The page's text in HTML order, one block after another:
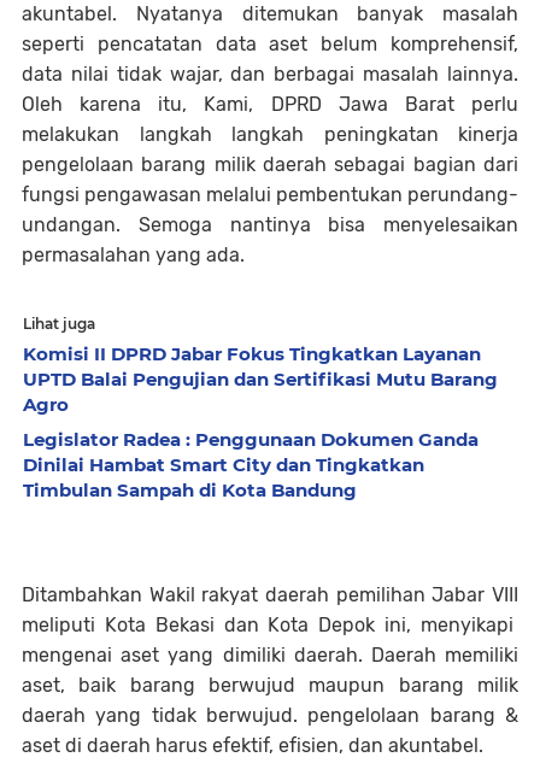
akuntabel. Nyatanya ditemukan banyak masalah
seperti pencatatan data aset belum komprehensif,
data nilai tidak wajar, dan berbagai masalah lainnya.
Oleh karena itu, Kami, DPRD Jawa Barat perlu
melakukan langkah langkah peningkatan kinerja
pengelolaan barang milik daerah sebagai bagian dari
fungsi pengawasan melalui pembentukan perundang-
undangan. Semoga nantinya bisa menyelesaikan
permasalahan yang ada.
Lihat juga
Komisi II DPRD Jabar Fokus Tingkatkan Layanan
UPTD Balai Pengujian dan Sertifikasi Mutu Barang
Agro
Legislator Radea : Penggunaan Dokumen Ganda
Dinilai Hambat Smart City dan Tingkatkan
Timbulan Sampah di Kota Bandung
Ditambahkan Wakil rakyat daerah pemilihan Jabar VIII
meliputi Kota Bekasi dan Kota Depok ini, menyikapi
mengenai aset yang dimiliki daerah. Daerah memiliki
aset, baik barang berwujud maupun barang milik
daerah yang tidak berwujud. pengelolaan barang &
aset di daerah harus efektif, efisien, dan akuntabel.